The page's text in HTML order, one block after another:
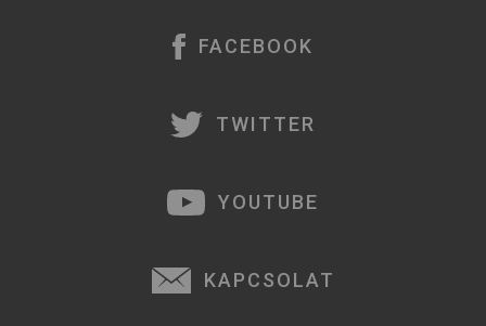
FACEBOOK
TWITTER
YOUTUBE
KAPCSOLAT